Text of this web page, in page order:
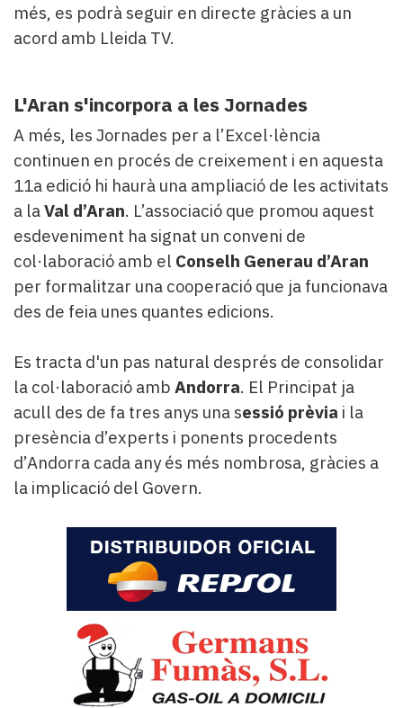
més, es podrà seguir en directe gràcies a un
acord amb Lleida TV.
L'Aran s'incorpora a les Jornades
A més, les Jornades per a l’Excel·lència
continuen en procés de creixement i en aquesta
11a edició hi haurà una ampliació de les activitats
a laVal d’Aran. L’associació que promou aquest
esdeveniment ha signat un conveni de
col·laboració amb el Conselh Generau d’Aran
per formalitzar una cooperació que ja funcionava
des de feia unes quantes edicions.
Es tracta d'un pas natural després de consolidar
la col·laboració amb Andorra. El Principat ja
acull des de fa tres anys una sessió prèvia i la
presència d’experts i ponents procedents
d’Andorra cada any és més nombrosa, gràcies a
la implicació del Govern.